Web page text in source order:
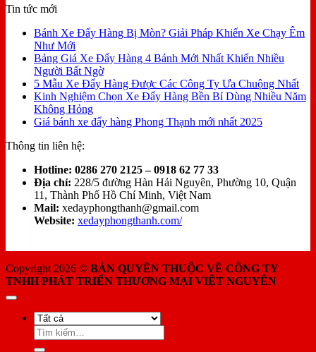
Tin tức mới
Bánh Xe Đẩy Hàng Bị Mòn? Giải Pháp Khiến Xe Chạy Êm
Như Mới
Bảng Giá Xe Đẩy Hàng 4 Bánh Mới Nhất Khiến Nhiều
Người Bất Ngờ
5 Mẫu Xe Đẩy Hàng Được Các Công Ty Ưa Chuộng Nhất
Kinh Nghiệm Chọn Xe Đẩy Hàng Bền Bỉ Dùng Nhiều Năm
Không Hỏng
Giá bánh xe đẩy hàng Phong Thạnh mới nhất 2025
Thông tin liên hệ:
Hotline: 0286 270 2125 – 0918 62 77 33
Địa chỉ: 228/5 đường Hàn Hải Nguyên, Phường 10, Quận
11, Thành Phố Hồ Chí Minh, Việt Nam
Mail: xedayphongthanh@gmail.com
Website: xedayphongthanh.com/
Copyright 2026 © BẢN QUYỀN THUỘC VỀ CÔNG TY
TNHH PHÁT TRIỂN THƯƠNG MẠI VIỆT NGUYÊN
Tìm
kiếm: